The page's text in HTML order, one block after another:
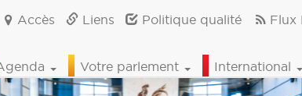
Accès Liens Politique qualité Flux
Votre parlement International